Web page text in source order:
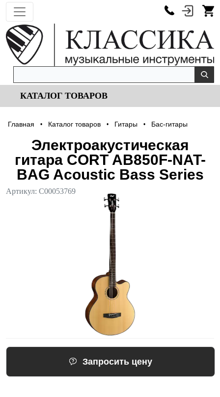
КАТАЛОГ ТОВАРОВ
Главная • Каталог товаров • Гитары • Бас-гитары
Электроакустическая
гитара CORT AB850F-NAT-
BAG Acoustic Bass Series
Артикул: С00053769
Запросить цену